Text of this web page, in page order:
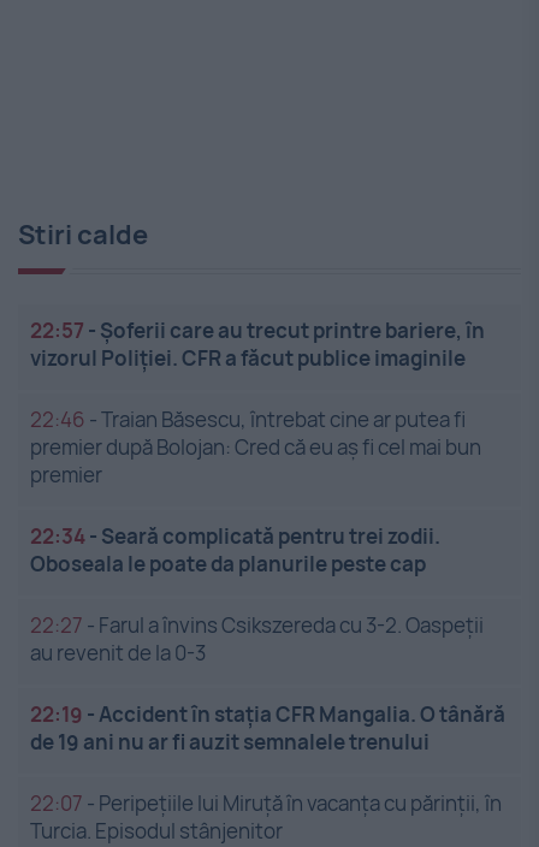
Stiri calde
22:57 - Șoferii care au trecut printre bariere, în
vizorul Poliției. CFR a făcut publice imaginile
22:46 -Traian Băsescu, întrebat cine ar putea fi
premier după Bolojan: Cred că eu aș fi cel mai bun
premier
22:34- Seară complicată pentru trei zodii.
Oboseala le poate da planurile peste cap
22:27 - Farul a învins Csikszereda cu 3-2. Oaspeții
au revenit de la 0-3
22:19 -Accident în stația CFR Mangalia. O tânără
de 19 ani nu ar fi auzit semnalele trenului
22:07 - Peripețiile lui Miruță în vacanța cu părinții, în
Turcia. Episodul stânjenitor